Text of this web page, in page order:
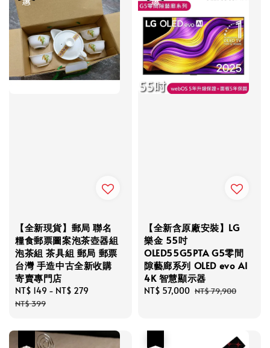
【全新現貨】郵局 聯名
糧食郵票圖案泡茶壺器組
泡茶組 茶具組 郵局 郵票
台灣 手造中古全新收購
寄賣專門店
Sale
price
NT$ 149 - NT$ 279
NT$ 399
【全新含原廠安裝】LG
樂金 55吋
OLED55G5PTA G5零間
隙藝廊系列 OLED evo AI
4K 智慧顯示器
Sale
NT$ 57,000 Regular
NT$ 79,900